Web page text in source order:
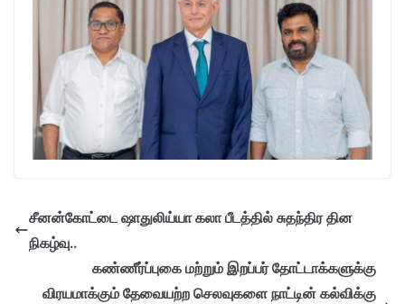
சீனன்கோட்டை ஷாதுலிய்யா கலா பீடத்தில் சுதந்திர தின
நிகழ்வு..
கண்ணீர்ப்புகை மற்றும் இறப்பர் தோட்டாக்களுக்கு
விரயமாக்கும் தேவையற்ற செலவுகளை நாட்டின் கல்விக்கு